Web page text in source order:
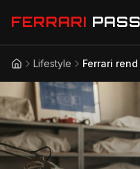
FERRARI
Actualités
Modèles
Compétition
Technologie
AccueilLifestyle